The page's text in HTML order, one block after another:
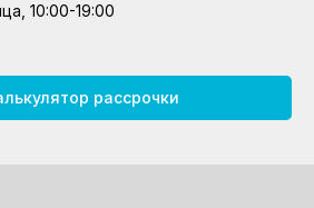
10:00-19:00
рассрочки